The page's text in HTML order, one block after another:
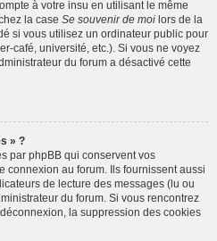
à votre insu en utilisant le même
la case Se souvenir de moi lors de la
si vous utilisez un ordinateur public pour
café, université, etc.). Si vous ne voyez
du forum a désactivé cette
» ?
par phpBB qui conservent vos
connexion au forum. Ils fournissent aussi
de lecture des messages (lu ou
du forum. Si vous rencontrez
la suppression des cookies